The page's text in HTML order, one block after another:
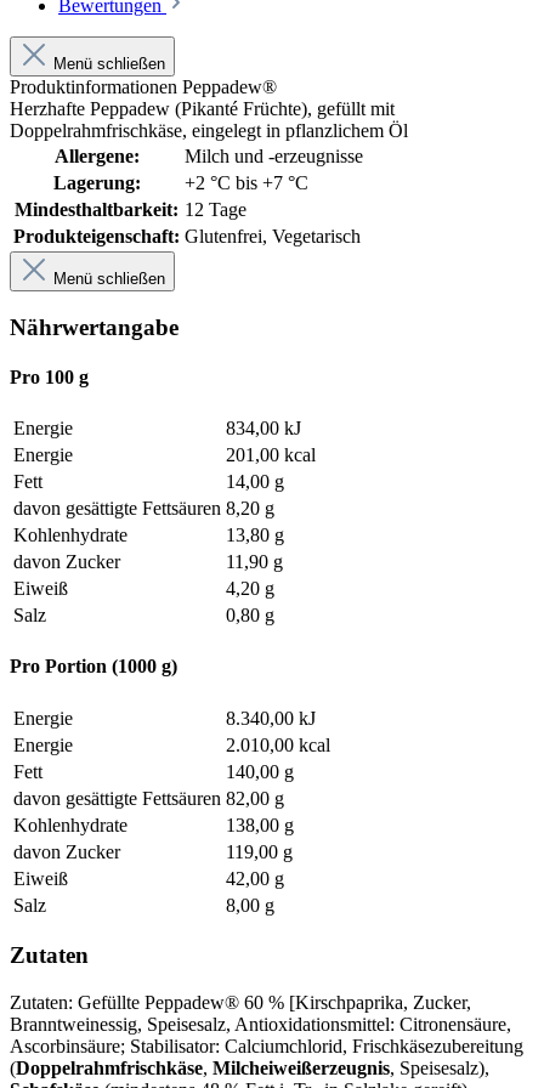
Bewertungen
Menü schließen
Produktinformationen Peppadew®
Herzhafte Peppadew (Pikanté Früchte), gefüllt mit
Doppelrahmfrischkäse, eingelegt in pflanzlichem Öl
Allergene:
Milch und -erzeugnisse
Lagerung:
+2 °C bis +7 °C
Mindesthaltbarkeit: 12 Tage
Produkteigenschaft: Glutenfrei, Vegetarisch
Menü schließen
Nährwertangabe
Pro 100 g
Energie
834,00 kJ
Energie
201,00 kcal
Fett
14,00 g
davon gesättigte Fettsäuren 8,20 g
Kohlenhydrate
13,80 g
davon Zucker
11,90 g
Eiweiß
4,20 g
Salz
0,80 g
Pro Portion (1000 g)
Energie
8.340,00 kJ
Energie
2.010,00 kcal
Fett
140,00 g
davon gesättigte Fettsäuren 82,00 g
Kohlenhydrate
138,00 g
davon Zucker
119,00 g
Eiweiß
42,00 g
Salz
8,00 g
Zutaten
Zutaten: Gefüllte Peppadew® 60 % [Kirschpaprika, Zucker,
Branntweinessig, Speisesalz, Antioxidationsmittel: Citronensäure,
Ascorbinsäure; Stabilisator: Calciumchlorid, Frischkäsezubereitung
(Doppelrahmfrischkäse, Milcheiweißerzeugnis, Speisesalz),